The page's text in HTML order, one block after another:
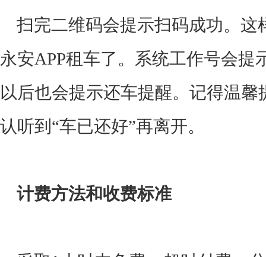
扫完二维码会提示扫码成功。这
永安APP租车了。系统工作号会提
以后也会提示还车提醒。 记得温馨
认听到“车已还好”再离开。
计费方法和收费标准